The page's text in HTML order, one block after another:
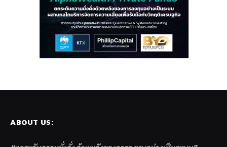
ABOUT US: